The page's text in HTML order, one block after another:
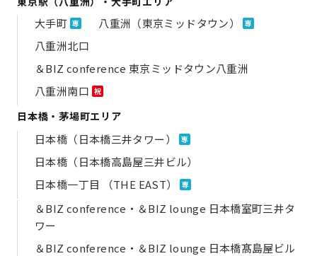
大手町 専 八重洲（東京ミッドタウン） 専
八重洲北口
＆BIZ conference 東京ミッドタウン八重洲
八重洲南口 祝
日本橋・茅場町エリア
日本橋（日本橋三井タワー） 専
日本橋（日本橋高島屋三井ビル）
日本橋一丁目 （THE EAST）
専
＆BIZ conference・＆BIZ lounge 日本橋室町三井タ
ワー
＆BIZ conference・＆BIZ lounge 日本橋髙島屋ビル